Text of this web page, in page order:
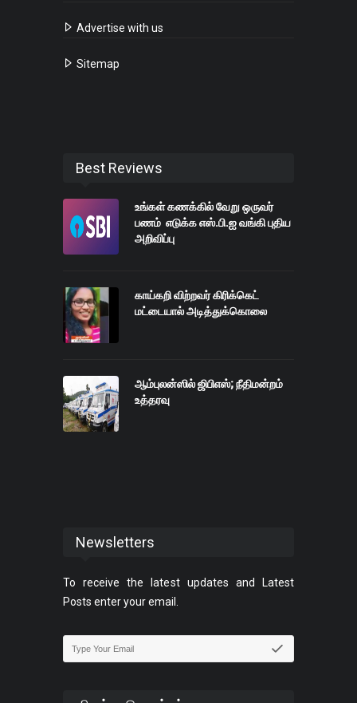
Advertise with us
Sitemap
Best Reviews
உங்கள் கணக்கில் வேறு ஒருவர்
பணம் எடுக்க எஸ்.பி.ஐ வங்கி புதிய
அறிவிப்பு
காய்கறி விற்றவர் கிரிக்கெட்
மட்டையால் அடித்துக்கொலை
ஆம்புலன்ஸில் ஜிபிஎஸ்; நீதிமன்றம்
உத்தரவு
Newsletters
To receive the latest updates and Latest
Posts enter your email.